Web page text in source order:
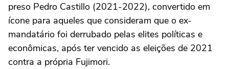
preso Pedro Castillo (2021-2022), convertido em
ícone para aqueles que consideram que o ex-
mandatário foi derrubado pelas elites políticas e
econômicas, após ter vencido as eleições de 2021
contra a própria Fujimori.